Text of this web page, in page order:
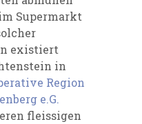
Supermarkt
existiert
in
Region
e.G.
fleissigen